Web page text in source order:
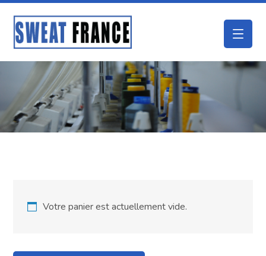
Votre panier est actuellement vide.